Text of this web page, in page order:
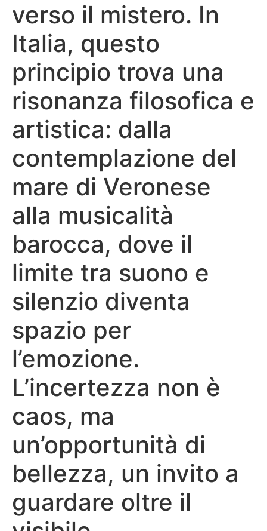
verso il mistero. In
Italia, questo
principio trova una
risonanza filosofica e
artistica: dalla
contemplazione del
mare di Veronese
alla musicalità
barocca, dove il
limite tra suono e
silenzio diventa
spazio per
l’emozione.
L’incertezza non è
caos, ma
un’opportunità di
bellezza, un invito a
guardare oltre il